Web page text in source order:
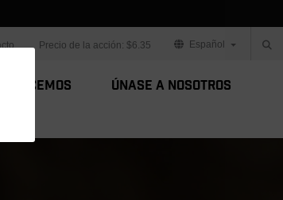
Precio de la acción: $6.35 Español
Hacemos Únase a Nosotros